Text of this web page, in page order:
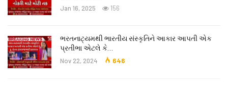
Jan 16, 2025 156
ભરતનાટ્યમથી ભારતીય સંસ્કૃતિને આકાર આપતી એક
પ્રતીભા એટલે કે‌…
Nov 22, 2024 646